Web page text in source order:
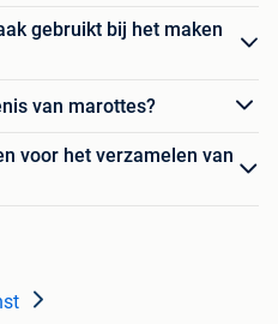
gebruikt bij het maken
van marottes?
voor het verzamelen van